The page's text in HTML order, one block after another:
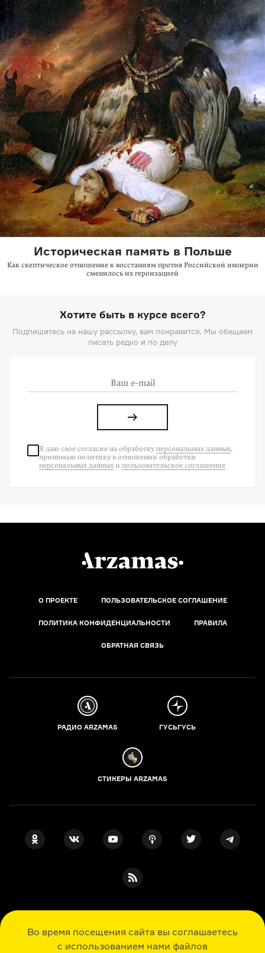
Во время посещения сайта вы соглашаетесь
с использованием нами файлов
Историческая память в Польше
Как скептическое отношение к восстаниям против Российской империи
сменилось их героизацией
Хотите быть в курсе всего?
Подпишитесь на нашу рассылку, вам понравится. Мы обещаем
писать редко и по делу
Я даю свое согласие на обработку персональных данных,
принимаю политику в отношении обработки
персональных данных и пользовательское соглашение
О ПРОЕКТЕ ПОЛЬЗОВАТЕЛЬСКОЕ СОГЛАШЕНИЕ
ПОЛИТИКА КОНФИДЕНЦИАЛЬНОСТИ ПРАВИЛА
ОБРАТНАЯ СВЯЗЬ
РАДИО ARZAMAS ГУСЬГУСЬ
СТИКЕРЫ ARZAMAS